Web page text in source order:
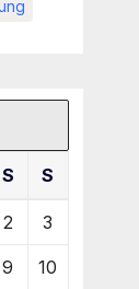
S S
2 3
9 10